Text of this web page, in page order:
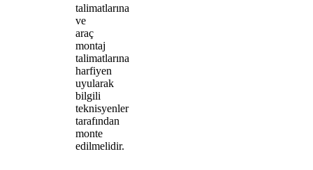
talimatlarına
ve
araç
montaj
talimatlarına
harfiyen
uyularak
bilgili
teknisyenler
tarafından
monte
edilmelidir.